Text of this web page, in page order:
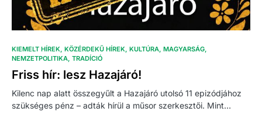
KIEMELT HÍREK KÖZÉRDEKŰ HÍREK KULTÚRA MAGYARSÁG
NEMZETPOLITIKA TRADÍCIÓ
Friss hír: lesz Hazajáró!
Kilenc nap alatt összegyűlt a Hazajáró utolsó 11 epizódjához
szükséges pénz – adták hírül a műsor szerkesztői. Mint…